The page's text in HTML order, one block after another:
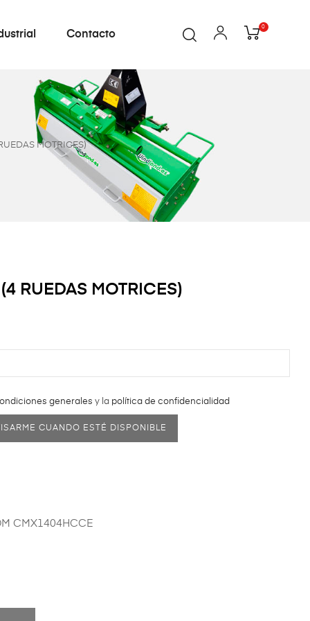
Contacto
0
MOTRICES)
RUEDAS MOTRICES)
generales y la política de confidencialidad
CUANDO ESTÉ DISPONIBLE
CMX1404HCCE